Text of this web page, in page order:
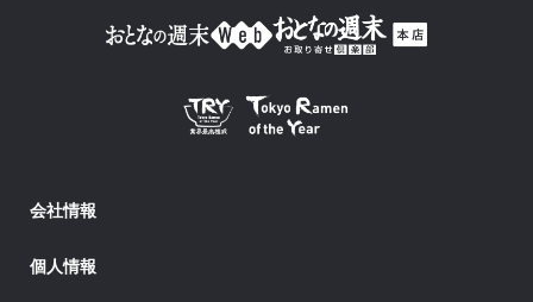
会社情報
個人情報